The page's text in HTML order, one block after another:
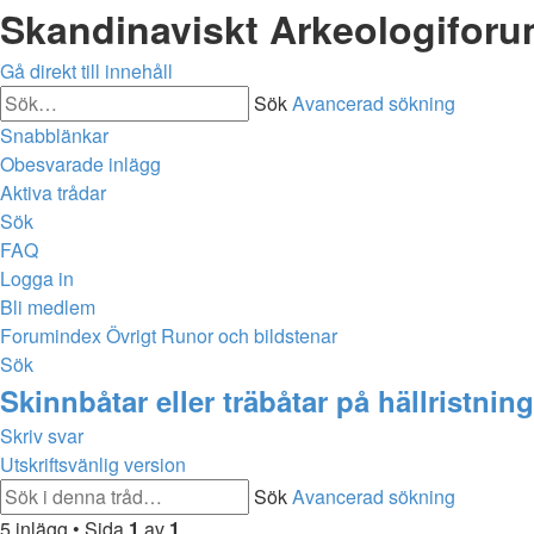
Skandinaviskt
Gå direkt till innehåll
SökAvancerad sökning
Snabblänkar
Obesvarade inlägg
Aktiva trådar
Sök
FAQ
Logga in
Bli medlem
ForumindexÖvrigt Runor och bildstenar
Sök
Skinnbåtar eller träbåtar på
Skriv svar
Utskriftsvänlig version
SökAvancerad sökning